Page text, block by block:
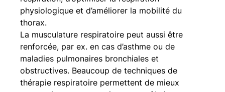
physiologique et d’améliorer la mobilité du
thorax.
La musculature respiratoire peut aussi être
renforcée, par ex. en cas d’asthme ou de
maladies pulmonaires bronchiales et
obstructives. Beaucoup de techniques de
thérapie respiratoire permettent de mieux